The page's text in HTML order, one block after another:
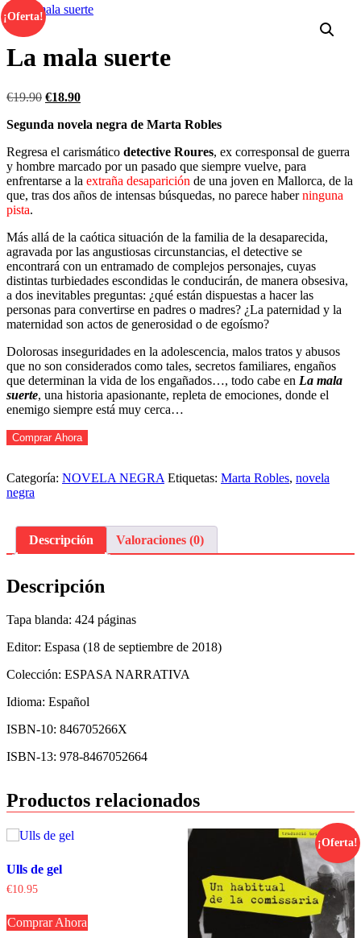
¡Oferta!
La mala suerte
€19.90 El
original
€19.90.
€18.90El
actual
€18.90.
Segunda novela negra de Marta Robles
Regresa el carismático detective Roures, ex corresponsal de guerra
y hombre marcado por un pasado que siempre vuelve, para
enfrentarse a la extraña desaparición de una joven en Mallorca, de la
que, tras dos años de intensas búsquedas, no parece haberninguna
pista.
Más allá de la caótica situación de la familia de la desaparecida,
agravada por las angustiosas circunstancias, el detective se
encontrará con un entramado de complejos personajes, cuyas
distintas turbiedades escondidas le conducirán, de manera obsesiva,
a dos inevitables preguntas: ¿qué están dispuestas a hacer las
personas para convertirse en padres o madres? ¿La paternidad y la
maternidad son actos de generosidad o de egoísmo?
Dolorosas inseguridades en la adolescencia, malos tratos y abusos
que no son considerados como tales, secretos familiares, engaños
que determinan la vida de los engañados…, todo cabe en La mala
suerte, una historia apasionante, repleta de emociones, donde el
enemigo siempre está muy cerca…
Comprar Ahora
Categoría: NOVELA NEGRA Etiquetas: Marta Robles, novela
negra
Descripción Valoraciones (0)
Descripción
Tapa blanda: 424 páginas
Editor: Espasa (18 de septiembre de 2018)
Colección: ESPASA NARRATIVA
Idioma: Español
ISBN-10: 846705266X
ISBN-13: 978-8467052664
Productos relacionados
Ulls de gel
€10.95
Comprar Ahora
¡Oferta!